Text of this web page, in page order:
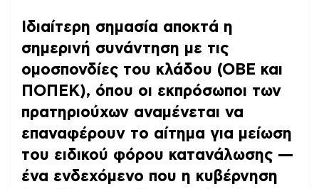
Ιδιαίτερη σημασία αποκτά η
σημερινή συνάντηση με τις
ομοσπονδίες του κλάδου (ΟΒΕ και
ΠΟΠΕΚ), όπου οι εκπρόσωποι των
πρατηριούχων αναμένεται να
επαναφέρουν το αίτημα για μείωση
του ειδικού φόρου κατανάλωσης —
ένα ενδεχόμενο που η κυβέρνηση